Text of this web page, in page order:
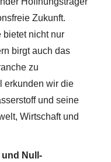
Zukunft.
bietet nicht nur
birgt auch das
zu
erkunden wir die
und seine
Wirtschaft und
und Null-